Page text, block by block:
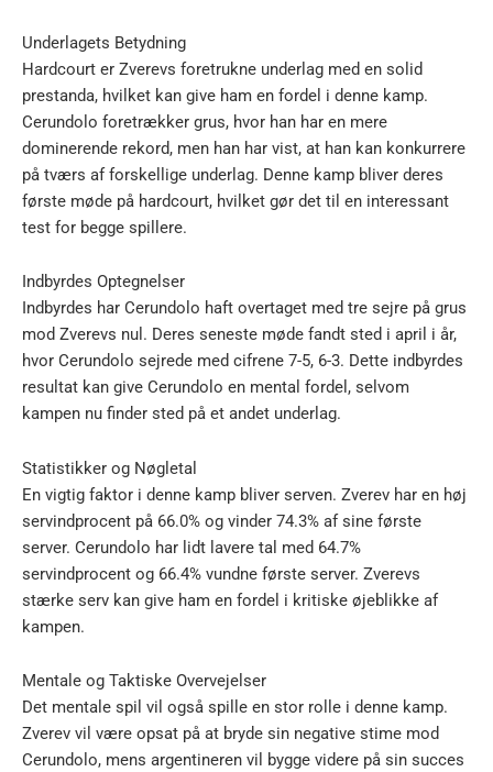
Underlagets Betydning
Hardcourt er Zverevs foretrukne underlag med en solid
prestanda, hvilket kan give ham en fordel i denne kamp.
Cerundolo foretrækker grus, hvor han har en mere
dominerende rekord, men han har vist, at han kan konkurrere
på tværs af forskellige underlag. Denne kamp bliver deres
første møde på hardcourt, hvilket gør det til en interessant
test for begge spillere.
Indbyrdes Optegnelser
Indbyrdes har Cerundolo haft overtaget med tre sejre på grus
mod Zverevs nul. Deres seneste møde fandt sted i april i år,
hvor Cerundolo sejrede med cifrene 7-5, 6-3. Dette indbyrdes
resultat kan give Cerundolo en mental fordel, selvom
kampen nu finder sted på et andet underlag.
Statistikker og Nøgletal
En vigtig faktor i denne kamp bliver serven. Zverev har en høj
servindprocent på 66.0% og vinder 74.3% af sine første
server. Cerundolo har lidt lavere tal med 64.7%
servindprocent og 66.4% vundne første server. Zverevs
stærke serv kan give ham en fordel i kritiske øjeblikke af
kampen.
Mentale og Taktiske Overvejelser
Det mentale spil vil også spille en stor rolle i denne kamp.
Zverev vil være opsat på at bryde sin negative stime mod
Cerundolo, mens argentineren vil bygge videre på sin succes